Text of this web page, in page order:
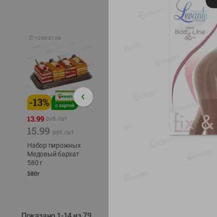
🕘 12:00-21:00
-13%
13.99 руб./шт
15.99 руб./шт
Набор пирожных
Медовый бархат
580 г
580г
-24
%
4.99
ТОФУ